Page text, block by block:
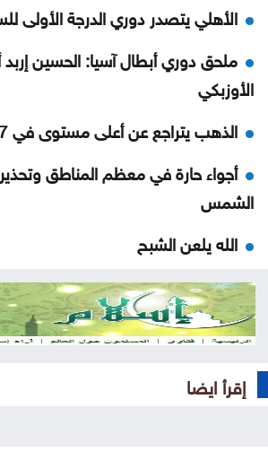
الأهلي يتصدر دوري الدرجة الأولى
ملحق دوري أبطال آسيا: الحسين إربد
الأوزبكي
الذهب يتراجع عن أعلى مستوى في 7 أسابيع
أجواء حارة في معظم المناطق
الشمس
الله يلعن الشبح
نتائج التوجيهي 2026
الرسمي
الديوان يشعل التفاعل
إقرأ ايضا